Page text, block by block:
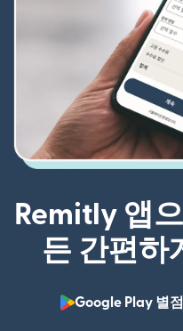
Remitly 앱
든 간편하
Google Play 별